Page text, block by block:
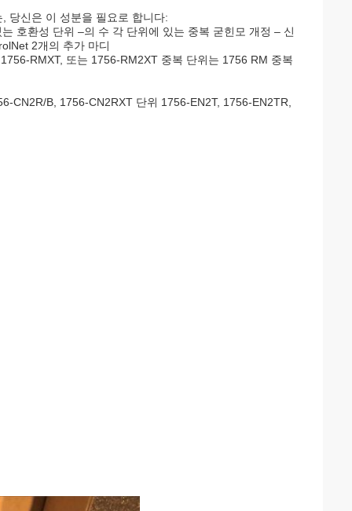
당신은 이 성분을 필요로 합니다:
호환성 단위 –의 수 각 단위에 있는 중복 굳힌모 개정 – 신
2개의 추가 마디
RMXT, 또는 1756-RM2XT 중복 단위는 1756 RM 중복
CN2R/B, 1756-CN2RXT 단위 1756-EN2T, 1756-EN2TR,